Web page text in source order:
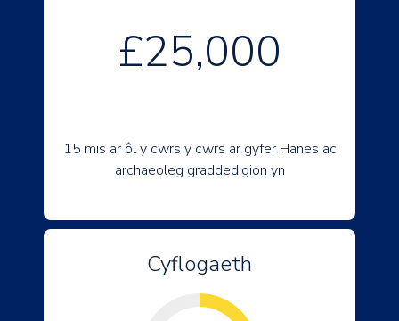
£25,000
15 mis ar ôl y cwrs y cwrs ar gyfer Hanes ac
archaeoleg graddedigion yn
Cyflogaeth